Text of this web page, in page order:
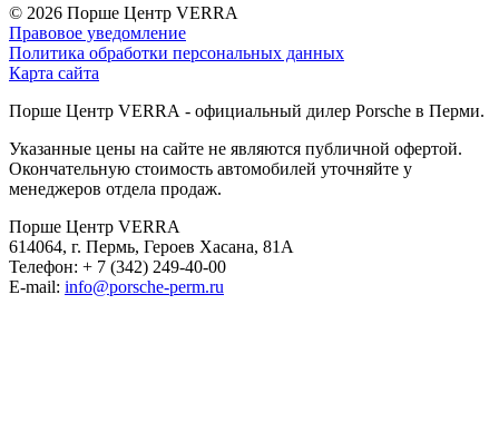
© 2026 Порше Центр VERRA
Правовое уведомление
Политика обработки персональных данных
Карта сайта
Порше Центр VERRA - официальный дилер Porsche в Перми.
Указанные цены на сайте не являются публичной офертой.
Окончательную стоимость автомобилей уточняйте у
менеджеров отдела продаж.
Порше Центр VERRA
614064, г. Пермь, Героев Хасана, 81А
Телефон: + 7 (342) 249-40-00
E-mail: info@porsche-perm.ru